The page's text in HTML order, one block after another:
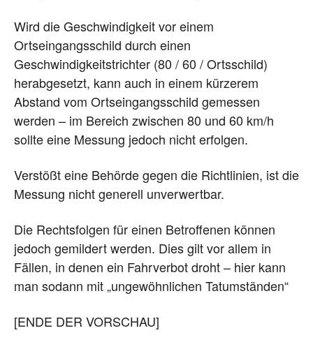
Wird die Geschwindigkeit vor einem
Ortseingangsschild durch einen
Geschwindigkeitstrichter (80 / 60 / Ortsschild)
herabgesetzt, kann auch in einem kürzerem
Abstand vom Ortseingangsschild gemessen
werden – im Bereich zwischen 80 und 60 km/h
sollte eine Messung jedoch nicht erfolgen.
Verstößt eine Behörde gegen die Richtlinien, ist die
Messung nicht generell unverwertbar.
Die Rechtsfolgen für einen Betroffenen können
jedoch gemildert werden. Dies gilt vor allem in
Fällen, in denen ein Fahrverbot droht – hier kann
man sodann mit „ungewöhnlichen Tatumständen“
[ENDE DER VORSCHAU]